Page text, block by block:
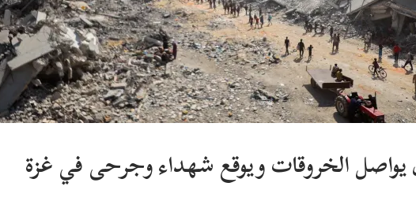
يواصل الخروقات ويوقع شهداء وجرحى في غزة